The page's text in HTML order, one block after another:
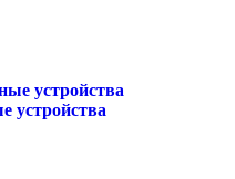
устройства